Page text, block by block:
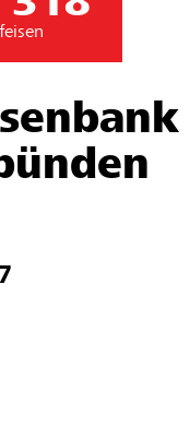
Raiffeisen